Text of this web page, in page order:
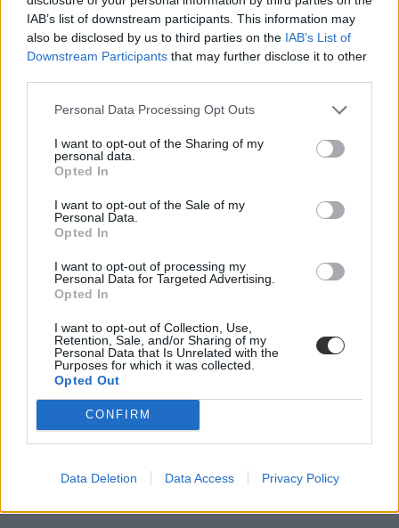
IAB’s list of downstream participants. This information may
also be disclosed by us to third parties on the IAB’s List of
Downstream Participants that may further disclose it to other
Personal Data Processing Opt Outs
I want to opt-out of the Sharing of my
personal data.
Opted In
I want to opt-out of the Sale of my
Personal Data.
Opted In
I want to opt-out of processing my
Personal Data for Targeted Advertising.
Opted In
I want to opt-out of Collection, Use,
Retention, Sale, and/or Sharing of my
Personal Data that Is Unrelated with the
Purposes for which it was collected.
Opted Out
CONFIRM
Data Deletion Data Access Privacy Policy
kampány
Orosháza
háború
momentum
önkormányzati választás